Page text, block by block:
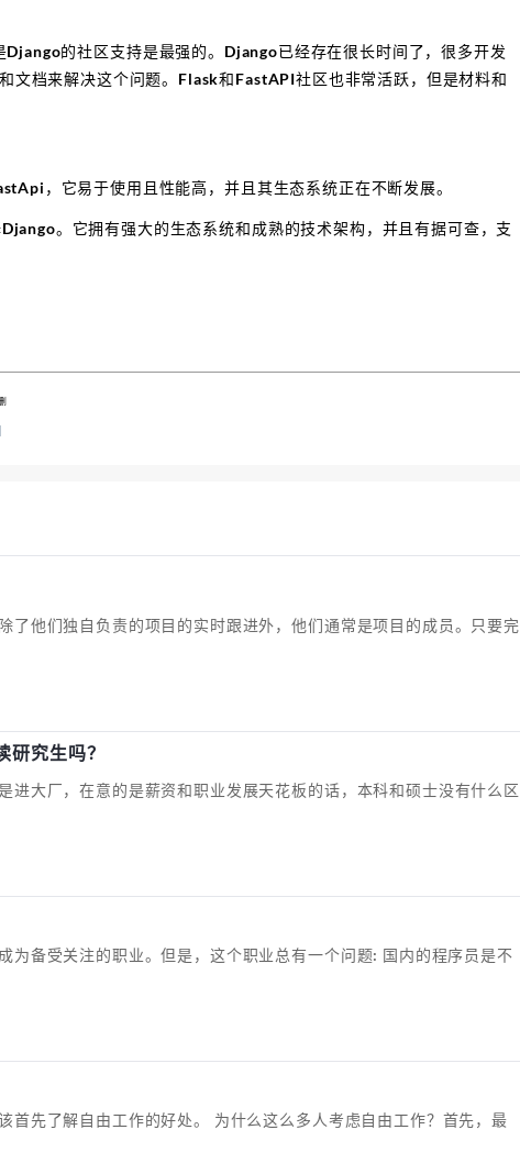
的社区支持是最强的。Django已经存在很长时间了，很多开发
文档来解决这个问题。Flask和FastAPI社区也非常活跃，但是材料和
，它易于使用且性能高，并且其生态系统正在不断发展。
。它拥有强大的生态系统和成熟的技术架构，并且有据可查，支
了他们独自负责的项目的实时跟进外，他们通常是项目的成员。只要完
究生吗？
进大厂，在意的是薪资和职业发展天花板的话，本科和硕士没有什么区
为备受关注的职业。但是，这个职业总有一个问题: 国内的程序员是不
首先了解自由工作的好处。 为什么这么多人考虑自由工作？首先，最